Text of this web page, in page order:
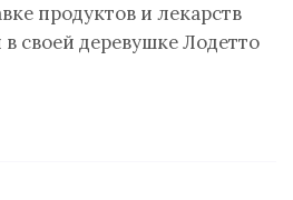
продуктов и лекарств
своей деревушке Лодетто